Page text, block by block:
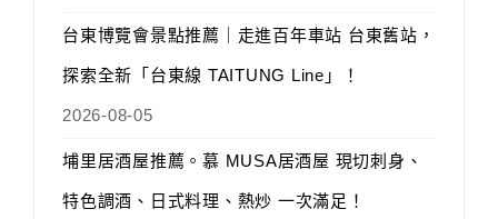
台東博覽會景點推薦｜走進百年車站 台東舊站，
探索全新「台東線 TAITUNG Line」！
2026-08-05
埔里居酒屋推薦。慕 MUSA居酒屋 現切刺身、
特色調酒、日式料理、熱炒 一次滿足！